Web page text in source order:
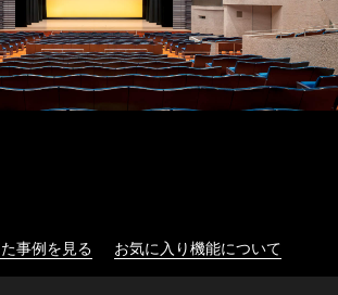
事例を見る お気に入り機能について